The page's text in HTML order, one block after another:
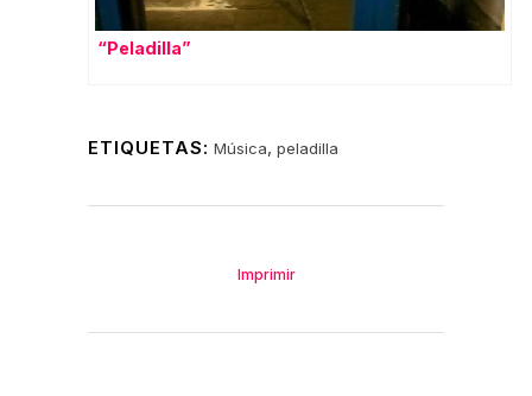
“Peladilla”
ETIQUETAS: Música, peladilla
Imprimir